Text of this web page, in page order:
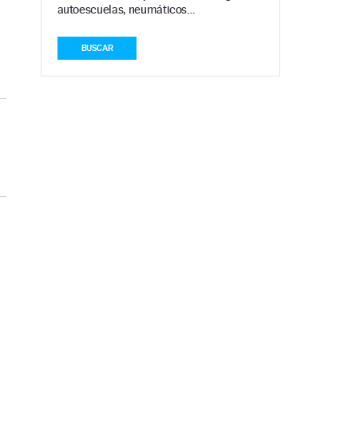
autoescuelas, neumáticos…
BUSCAR